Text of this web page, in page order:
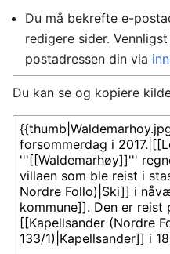
Du må bekrefte e-
redigere sider.
postadressen din via
Du kan se og kopiere